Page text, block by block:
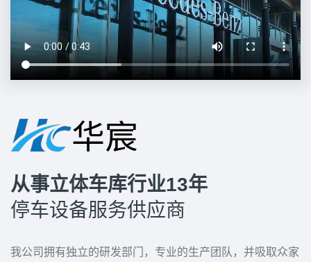
从事立体车库行业13年
停车设备服务供应商
我公司拥有独立的研发部门，专业的生产团队，并吸取众家